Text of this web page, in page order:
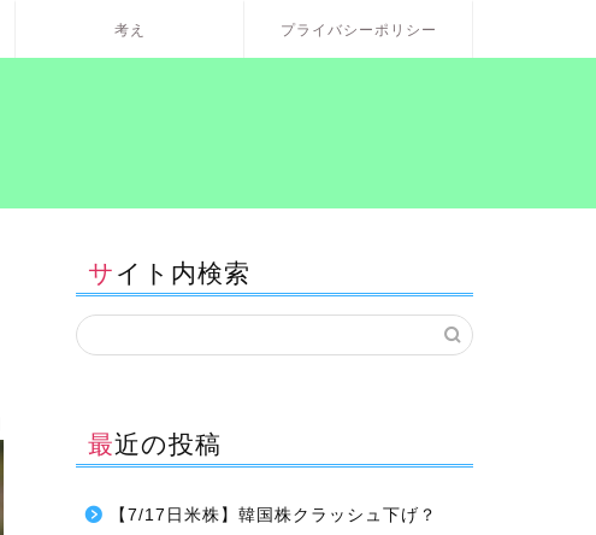
考え プライバシーポリシー
サイト内検索
最近の投稿
【7/17日米株】韓国株クラッシュ下げ？